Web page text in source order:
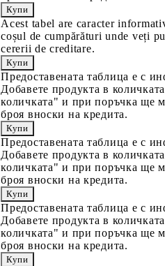
Acest tabel are caracter
coșul de cumpărături unde veți
cererii de creditare.
Предоставената таблица е с
Добавете продукта в
количката" и при поръчка ще
броя вноски на кредита.
Предоставената таблица е с
Добавете продукта в
количката" и при поръчка ще
броя вноски на кредита.
Предоставената таблица е с
Добавете продукта в
количката" и при поръчка ще
броя вноски на кредита.